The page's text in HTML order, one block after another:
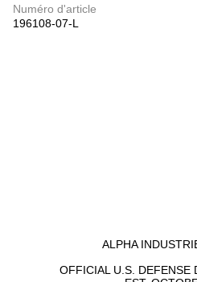
Numéro d'article
196108-07-L
ALPHA
OFFICIAL U.S. DEFENSE